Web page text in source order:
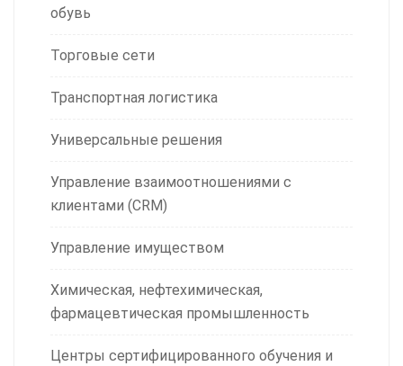
обувь
Торговые сети
Транспортная логистика
Универсальные решения
Управление взаимоотношениями с
клиентами (CRM)
Управление имуществом
Химическая, нефтехимическая,
фармацевтическая промышленность
Центры сертифицированного обучения и